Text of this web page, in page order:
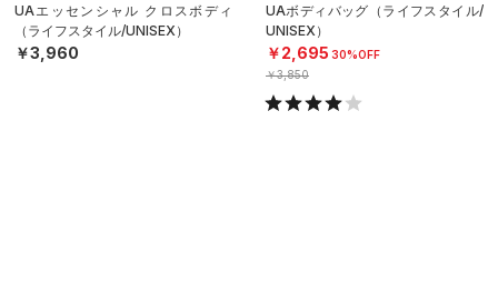
UAエッセンシャル クロスボディ
（ライフスタイル/UNISEX）
￥3,960
UAボディバッグ（ライフスタイル/
UNISEX）
￥2,695 30%OFF
￥3,850